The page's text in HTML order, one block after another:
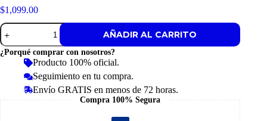
$1,099.00
Gorra
Williams
F1
Fan
cantidad
AÑADIR AL CARRITO
¿Porqué comprar con nosotros?
Producto 100% oficial.
Seguimiento en tu compra.
Envío GRATIS en menos de 72 horas.
Compra 100% Segura